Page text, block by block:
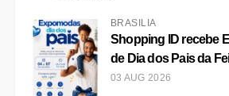
BRASÍLIA
Shopping ID recebe
de Dia dos Pais da
03 AUG 2026